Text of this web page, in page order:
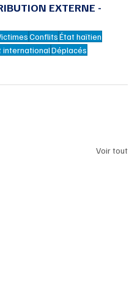
EXTERNE -
ConflitsÉtat haïtien
internationalDéplacés
Voir tout